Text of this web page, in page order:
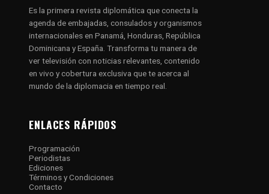
Es la primera revista diplomática que conecta la
agenda de embajadas, consulados y organismos
internacionales en Panamá, Honduras, República
Dominicana y España. Transforma tu manera de
ver televisión con noticias relevantes, contenido
en vivo y cobertura exclusiva que te acerca al
mundo de la diplomacia en tiempo real.
ENLACES RÁPIDOS
Programación
Periodistas
Ediciones
Términos y Condiciones
Contacto